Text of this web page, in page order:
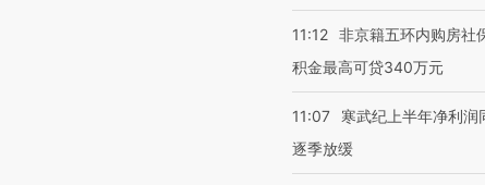
11:12 非京籍五环内购房社
积金最高可贷340万元
11:07
寒武纪上半年净利润
逐季放缓